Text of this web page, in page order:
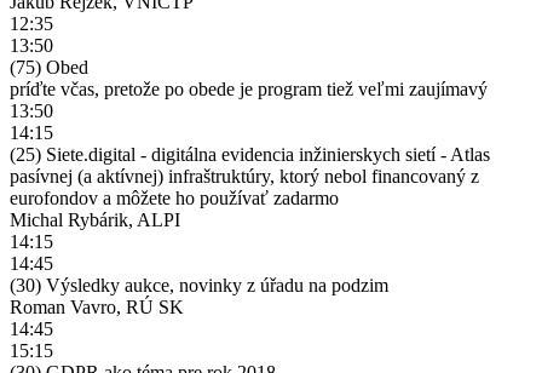
12:35
13:50
(75) Obed
príďte včas, pretože po obede je program tiež veľmi zaujímavý
13:50
14:15
(25) Siete.digital - digitálna evidencia inžinierskych sietí - Atlas
pasívnej (a aktívnej) infraštruktúry, ktorý nebol financovaný z
eurofondov a môžete ho používať zadarmo
Michal Rybárik, ALPI
14:15
14:45
(30) Výsledky aukce, novinky z úřadu na podzim
Roman Vavro, RÚ SK
14:45
15:15